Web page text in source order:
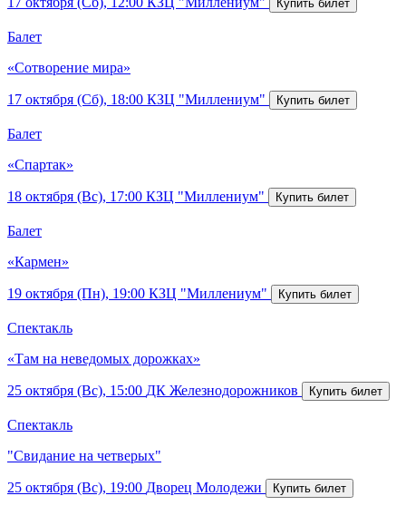
Балет
«Сотворение мира»
17 октября (Сб), 18:00 КЗЦ "Миллениум"
Балет
«Спартак»
18 октября (Вс), 17:00 КЗЦ "Миллениум"
Балет
«Кармен»
19 октября (Пн), 19:00 КЗЦ "Миллениум"
Спектакль
«Там на неведомых дорожках»
25 октября (Вс), 15:00 ДК Железнодорожников
Спектакль
"Свидание на четверых"
25 октября (Вс), 19:00 Дворец Молодежи